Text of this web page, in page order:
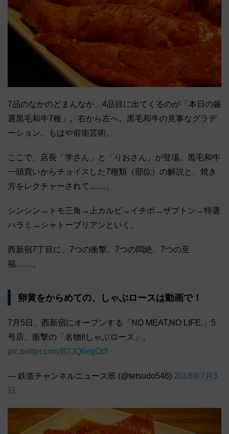
7品のなかのどまんなか、4品目に出てくるのが「本日の厳
選黒毛和牛7種」。右から左へ。黒毛和牛の見事なグラデ
ーション。もはや前衛芸術。
ここで、店長「学さん」と「りおさん」が登場。黒毛和牛
一頭買いからチョイスした7種類（部位）の解説と、焼き
方をレクチャーされて……。
シンシン→トモ三角→上カルビ→イチボ→ザブトン→特選
ハラミ→シャトーブリアンといく。
西新宿7丁目に、7つの衝撃、7つの悶絶、7つの至
福……。
卵黄をからめての、しゃぶロースは動画で！
7月5日、西新宿にオープンする「NO MEAT,NO LIFE.」5
号店。衝撃の「名物!!しゃぶロース」。
pic.twitter.com/B7JQ6egOt3
— 鉄道チャンネルニュース班 (@tetsudo546) 2018年7月3
日